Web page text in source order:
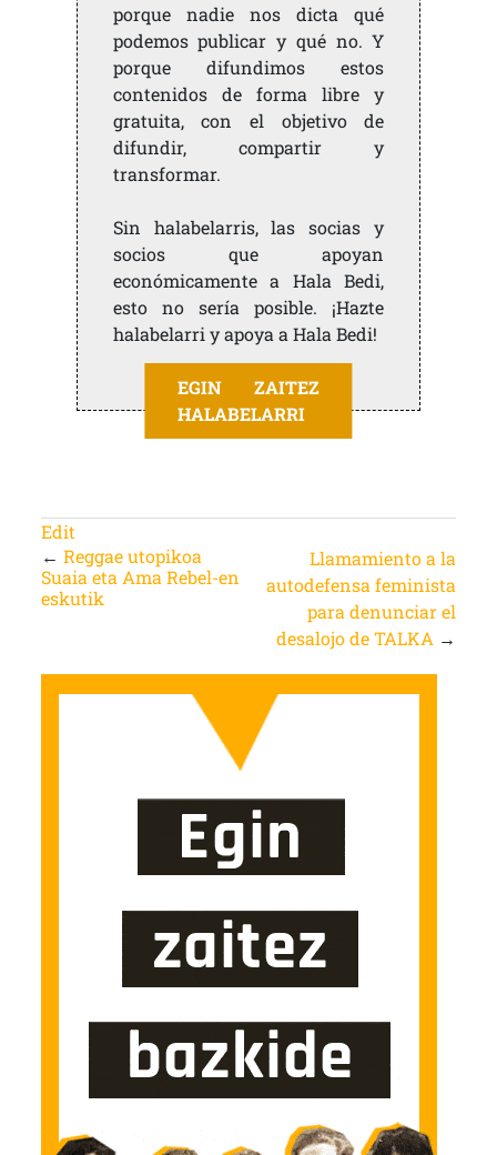
porque nadie nos dicta qué
podemos publicar y qué no. Y
porque difundimos estos
contenidos de forma libre y
gratuita, con el objetivo de
difundir, compartir y
transformar.
Sin halabelarris, las socias y
socios que apoyan
económicamente a Hala Bedi,
esto no sería posible. ¡Hazte
halabelarri y apoya a Hala Bedi!
EGIN ZAITEZ
HALABELARRI
Edit
← Reggae utopikoa
Suaia eta Ama Rebel-en
eskutik
Llamamiento a la
autodefensa feminista
para denunciar el
desalojo de TALKA →